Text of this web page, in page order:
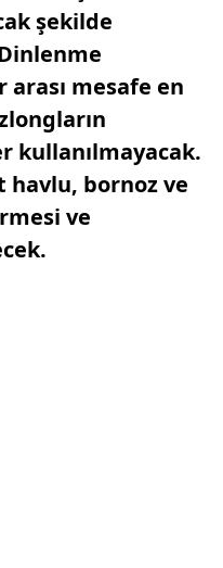
şekilde
mesafe en
kullanılmayacak.
bornoz ve
ve